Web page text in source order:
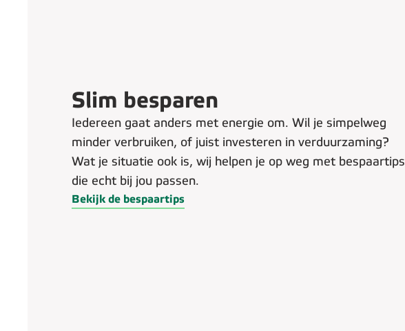
Slim besparen
Iedereen gaat anders met energie om. Wil je simpelweg
minder verbruiken, of juist investeren in verduurzaming?
Wat je situatie ook is, wij helpen je op weg met bespaartips
die echt bij jou passen.
Bekijk de bespaartips